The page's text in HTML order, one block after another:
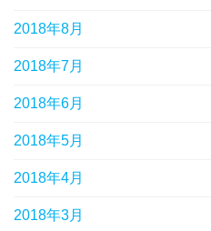
2018年8月
2018年7月
2018年6月
2018年5月
2018年4月
2018年3月